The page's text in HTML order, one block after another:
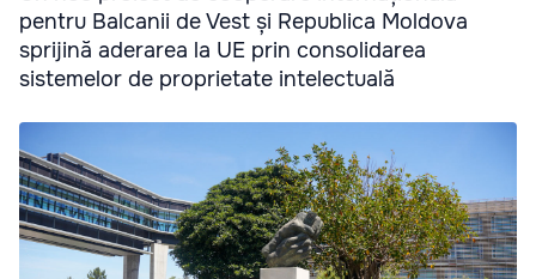
pentru Balcanii de Vest și Republica Moldova
sprijină aderarea la UE prin consolidarea
sistemelor de proprietate intelectuală